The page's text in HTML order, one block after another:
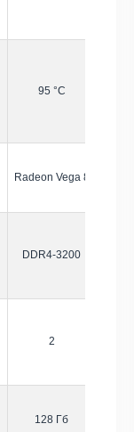
95 °C
Radeon Vega 8
DDR4-3200
2
128 Гб